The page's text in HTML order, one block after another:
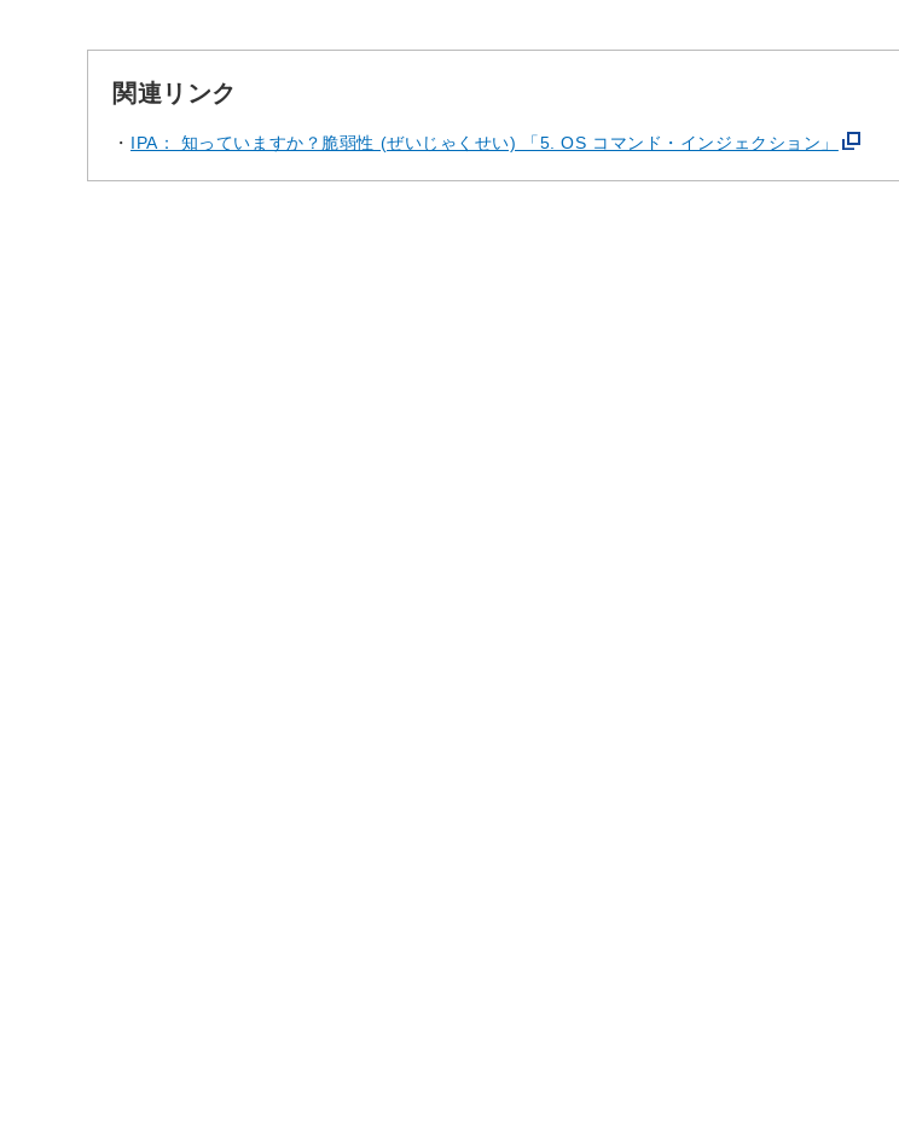
関連リンク
IPA： 知っていますか？脆弱性 (ぜいじゃくせい) 「5. OS コマンド・インジェクション」